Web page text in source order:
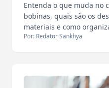
Entenda o que muda no
bobinas, quais são os
materiais e como
Por: Redator Sankhya